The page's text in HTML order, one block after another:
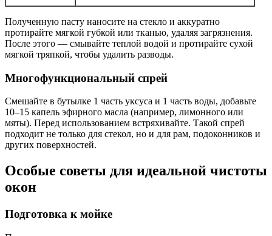
Полученную пасту наносите на стекло и аккуратно
протирайте мягкой губкой или тканью, удаляя загрязнения.
После этого — смывайте теплой водой и протирайте сухой
мягкой тряпкой, чтобы удалить разводы.
Многофункциональный спрей
Смешайте в бутылке 1 часть уксуса и 1 часть воды, добавьте
10–15 капель эфирного масла (например, лимонного или
мяты). Перед использованием встряхивайте. Такой спрей
подходит не только для стекол, но и для рам, подоконников и
других поверхностей.
Особые советы для идеальной чистоты
окон
Подготовка к мойке